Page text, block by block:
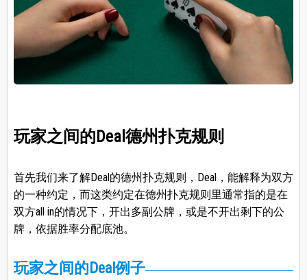
玩家之间的Deal德州扑克规则
首先我们来了解Deal的德州扑克规则，Deal，能解释为双方
的一种约定，而这类约定在德州扑克规则里通常指的是在
双方all in的情况下，开出多副公牌，或是不开出剩下的公
牌，依据胜率分配底池。
玩家之间的Deal例子